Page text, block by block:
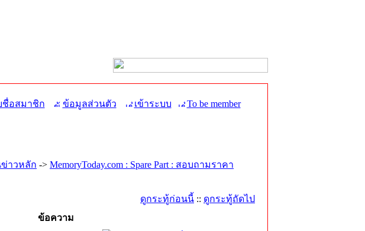
ชื่อสมาชิก ข้อมูลส่วนตัว เข้าระบบ To be member
ข่าวหลัก -> MemoryToday.com : Spare Part : สอบถามราคา
ดูกระทู้ก่อนนี้ :: ดูกระทู้ถัดไป
ข้อความ